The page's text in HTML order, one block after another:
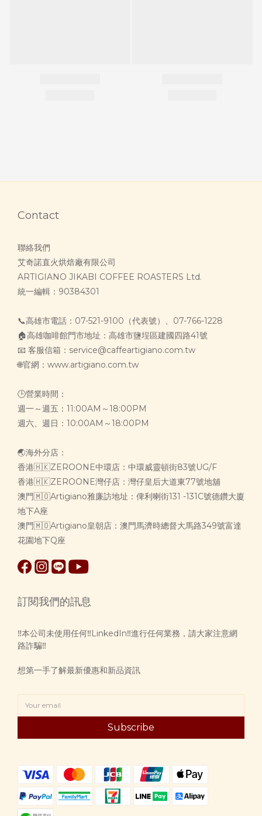
Contact
聯絡我們
艾奇諾直火烘焙廠有限公司
ARTIGIANO JIKABI COFFEE ROASTERS Ltd.
統一編輯：90384301
📞高雄市電話：07-521-9100（代表號）、07-766-1228
🏠高雄咖啡館門市地址：高雄市鹽埕區建國四路41號
📧 客服信箱：service@caffeartigiano.com.tw
🌐官網：www.artigiano.com.tw
🕒營業時間：
週一～週五：11:00AM～18:00PM
週六、週日：10:00AM～18:00PM
🌏海外分店：
香港🇭🇰ZEROONE中環店：中環威靈頓街83號UG/F
香港🇭🇰ZEROONE灣仔店：灣仔皇后大道東77號地舖
澳門🇲🇴Artigiano雅廉訪地址：俾利喇街131 -131C號德鑽大廈
地下A座
澳門🇲🇴Artigiano皇朝店：澳門馬濟時總督大馬路349號富達
花園地下Q座
訂閱我們的訊息
‼️本公司未使用任何‼️LinkedIn‼️進行任何業務，請大家注意網
路詐騙‼️
想第一手了解最新優惠和新品資訊
Subscribe